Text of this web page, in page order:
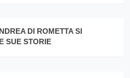
DI ROMETTA SI
SUE STORIE